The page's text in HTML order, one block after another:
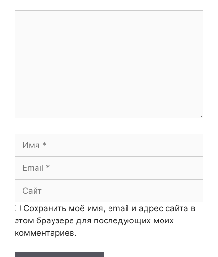
Имя
Email
Сайт
Сохранить моё имя, email и адрес сайта в
этом браузере для последующих моих
комментариев.